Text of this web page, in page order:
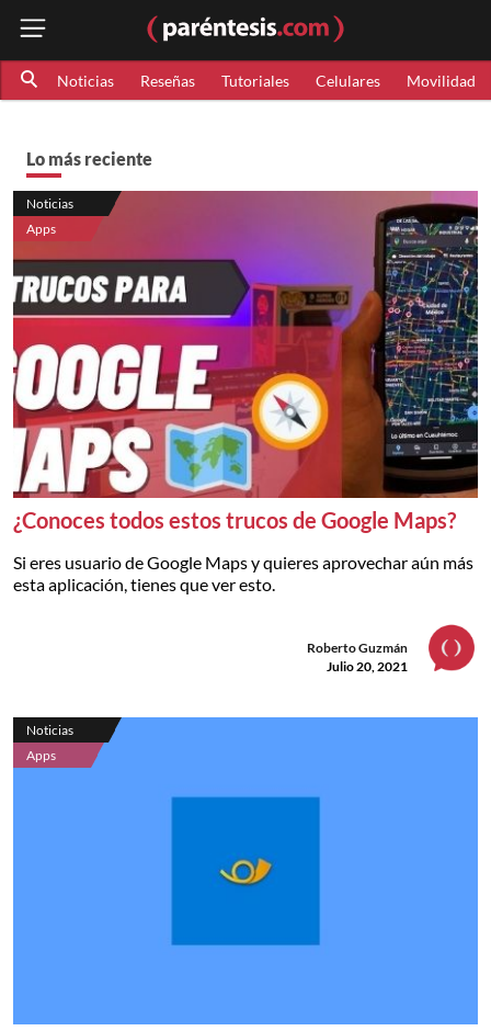
Noticias Reseñas Tutoriales Celulares Movilidad
Lo más reciente
Noticias
Apps
¿Conoces todos estos trucos de Google Maps?
Si eres usuario de Google Maps y quieres aprovechar aún más
esta aplicación, tienes que ver esto.
Roberto Guzmán
Julio 20, 2021
Noticias
Apps